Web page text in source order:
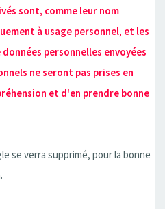
sont, comme leur nom
à usage personnel, et les
personnelles envoyées
ne seront pas prises en
et d'en prendre bonne
se verra supprimé, pour la bonne